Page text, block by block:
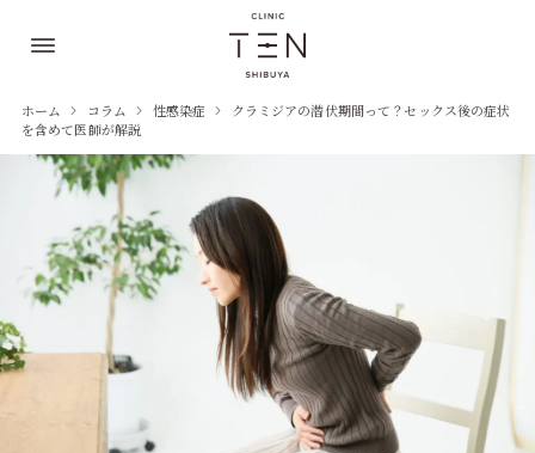
ホーム コラム 性感染症
クラミジアの潜伏期間って？セックス後の症状
を含めて医師が解説